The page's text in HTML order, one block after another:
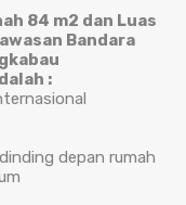
84 m2 dan Luas
Bandara
:
depan rumah